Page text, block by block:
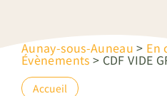
Aunay-sous-Auneau > En
Évènements > CDF VIDE
Accueil